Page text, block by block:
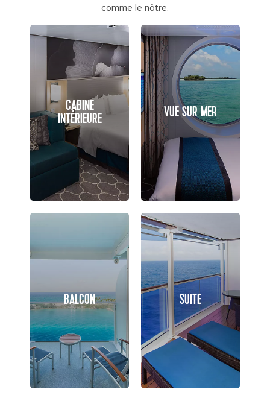
comme le nôtre.
CABINE
INTÉRIEURE
VUE SUR MER
BALCON SUITE